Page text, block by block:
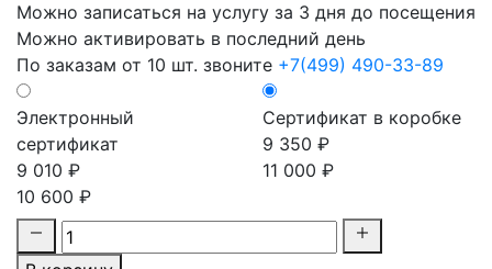
Можно записаться на услугу за 3 дня до посещения
Можно активировать в последний день
По заказам от 10 шт. звоните +7(499) 490-33-89
Электронный
сертификат
9 010 ₽
10 600 ₽
Сертификат в коробке
9 350 ₽
11 000 ₽